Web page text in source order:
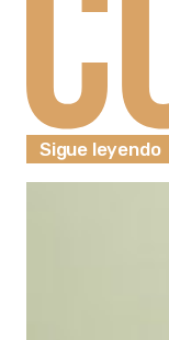
Sigue leyendo